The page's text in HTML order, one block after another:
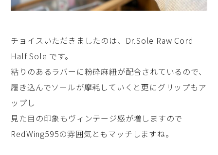
チョイスいただきましたのは、Dr.Sole Raw Cord
Half Sole です。
粘りのあるラバーに粉砕麻紐が配合されているので、
履き込んでソールが摩耗していくと更にグリップもア
ップし
見た目の印象もヴィンテージ感が増しますので
RedWing595の雰囲気ともマッチしますね。